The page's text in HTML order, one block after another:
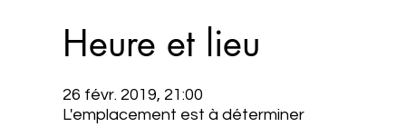
Heure et lieu
26 févr. 2019, 21:00
L'emplacement est à déterminer